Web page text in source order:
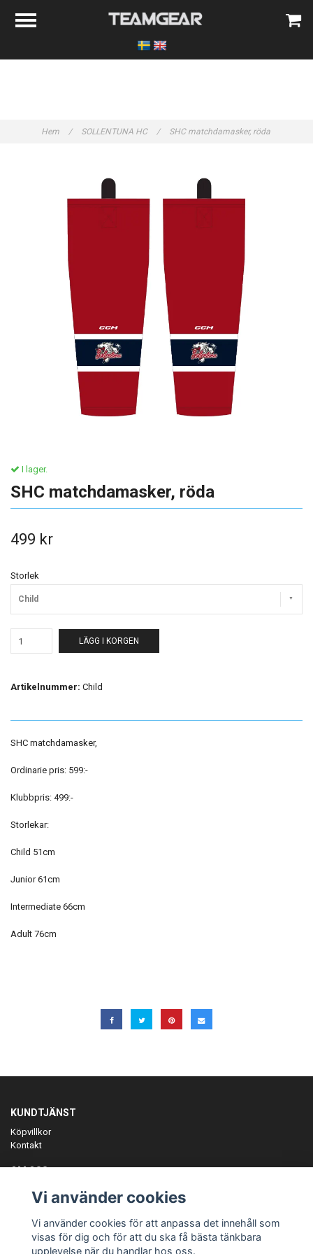
Hem / SOLLENTUNA HC / SHC matchdamasker, röda
I lager.
SHC matchdamasker, röda
499 kr
Storlek
Child
LÄGG I KORGEN
Artikelnummer: Child
SHC matchdamasker,
Ordinarie pris: 599:-
Klubbpris: 499:-
Storlekar:
Child 51cm
Junior 61cm
Intermediate 66cm
Adult 76cm
KUNDTJÄNST
Köpvillkor
Kontakt
OM OSS
ANMÄL DIG TILL VÅRT NYHETSBREV
Prenumerera
Vi använder cookies
Vi använder cookies för att anpassa det innehåll som
visas för dig och för att du ska få bästa tänkbara
upplevelse när du handlar hos oss.